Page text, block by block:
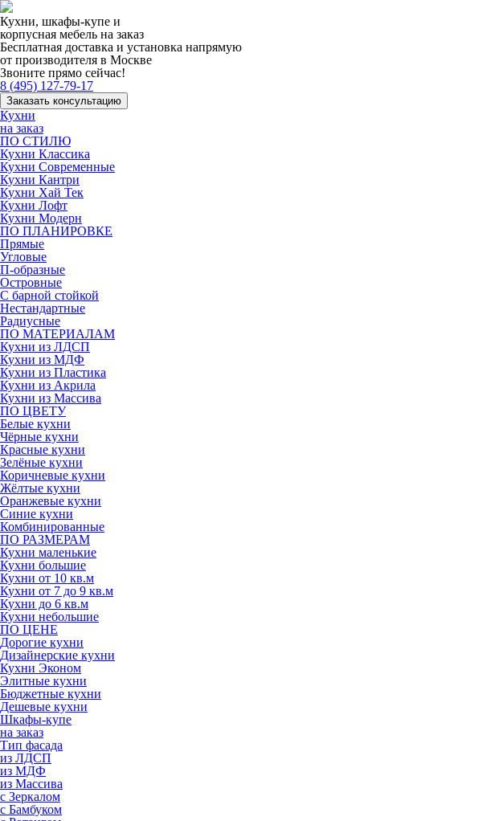
Кухни, шкафы-купе и
корпусная мебель на заказ
Бесплатная доставка и установка напрямую
от производителя в Москве
Звоните прямо сейчас!
8 (495) 127-79-17
Заказать консультацию
Кухни
на заказ
ПО СТИЛЮ
Кухни Классика
Кухни Современные
Кухни Кантри
Кухни Хай Тек
Кухни Лофт
Кухни Модерн
ПО ПЛАНИРОВКЕ
Прямые
Угловые
П-образные
Островные
С барной стойкой
Нестандартные
Радиусные
ПО МАТЕРИАЛАМ
Кухни из ЛДСП
Кухни из МДФ
Кухни из Пластика
Кухни из Акрила
Кухни из Массива
ПО ЦВЕТУ
Белые кухни
Чёрные кухни
Красные кухни
Зелёные кухни
Коричневые кухни
Жёлтые кухни
Оранжевые кухни
Синие кухни
Комбинированные
ПО РАЗМЕРАМ
Кухни маленькие
Кухни большие
Кухни от 10 кв.м
Кухни от 7 до 9 кв.м
Кухни до 6 кв.м
Кухни небольшие
ПО ЦЕНЕ
Дорогие кухни
Дизайнерские кухни
Кухни Эконом
Элитные кухни
Бюджетные кухни
Дешевые кухни
Шкафы-купе
на заказ
Тип фасада
из ЛДСП
из МДФ
из Массива
с Зеркалом
с Бамбуком